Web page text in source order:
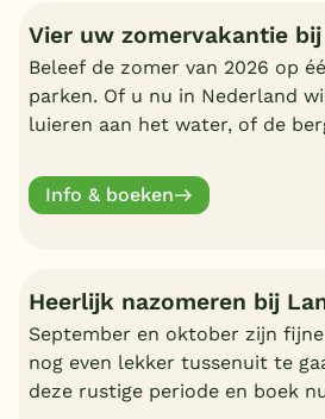
Vier uw zomervakantie
Beleef de zomer van 2026 op
parken. Of u nu in Nederland
luieren aan het water, of de
fijn Landal park.
Info & boeken
Heerlijk nazomeren bij
September en oktober zijn
nog even lekker tussenuit te
deze rustige periode en boek